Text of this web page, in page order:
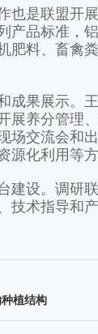
是联盟开展
产品标准，
肥料、畜禽
果展示。王
展养分管理
场交流会和
源化利用等方
设。调研联
技术指导和
植结构